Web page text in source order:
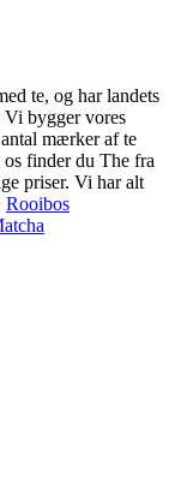
te, og har landets
Vi bygger vores
mærker af te
os finder du The fra
priser. Vi har alt
Rooibos